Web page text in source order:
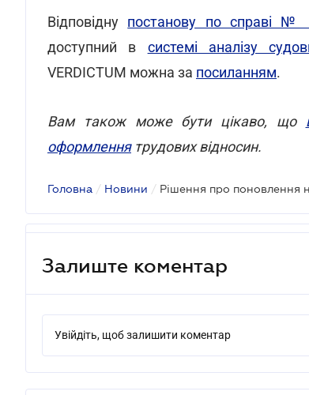
Відповідну постанову по справі №
доступний в системі аналізу
VERDICTUM можна за посиланням.
Вам також може бути цікаво, що
оформленнятрудових відносин.
Головна / Новини / Рішення про поновлення
Залиште коментар
Увійдіть, щоб залишити коментар